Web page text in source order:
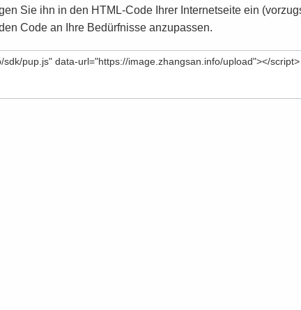
Sie ihn in den HTML-Code Ihrer Internetseite ein
Code an Ihre Bedürfnisse anzupassen.